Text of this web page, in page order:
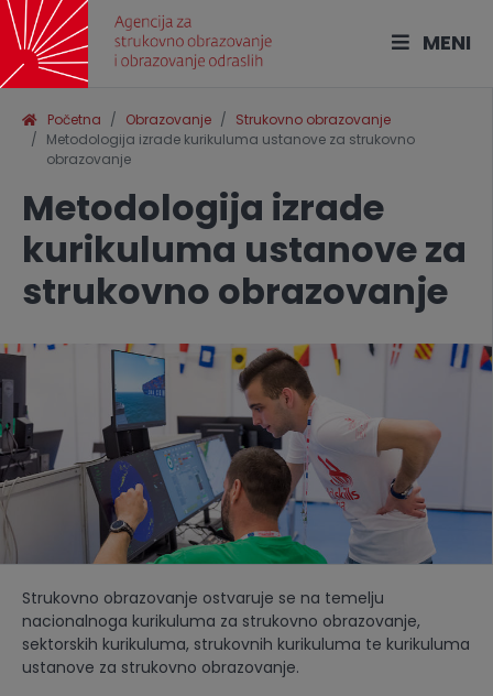
MENI
Početna Obrazovanje
Strukovno obrazovanje
Metodologija izrade kurikuluma ustanove za strukovno
obrazovanje
Metodologija izrade
kurikuluma ustanove za
strukovno obrazovanje
Strukovno obrazovanje ostvaruje se na temelju
nacionalnoga kurikuluma za strukovno obrazovanje,
sektorskih kurikuluma, strukovnih kurikuluma te kurikuluma
ustanove za strukovno obrazovanje.